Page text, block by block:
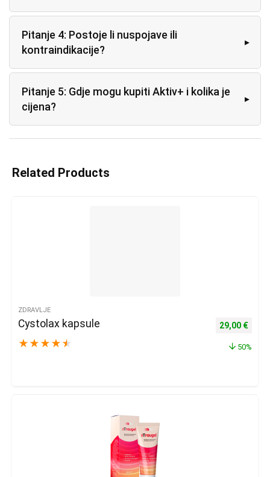
Pitanje 4: Postoje li nuspojave ili
kontraindikacije?
Pitanje 5: Gdje mogu kupiti Aktiv+ i kolika je
cijena?
Related Products
ZDRAVLJE
Cystolax kapsule
★ ★ ★ ★ ★
Izvorna
29,00 €
50%